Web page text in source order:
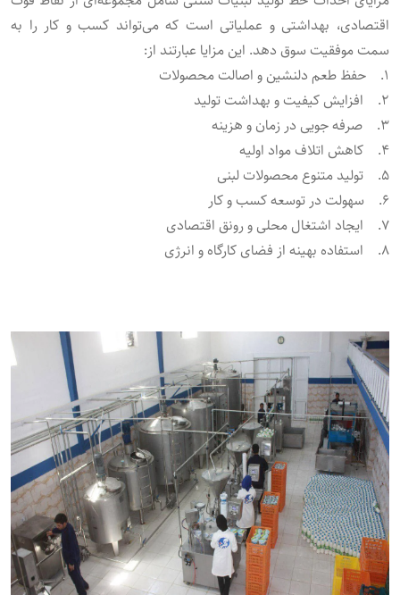
اقتصادی، بهداشتی و عملیاتی است که می‌تواند کسب ‌و کار را به
سمت موفقیت سوق دهد. این مزایا عبارتند از:
۱. حفظ طعم دلنشین و اصالت محصولات
۲. افزایش کیفیت و بهداشت تولید
۳. صرفه‌ جویی در زمان و هزینه
۴. کاهش اتلاف مواد اولیه
۵. تولید متنوع محصولات لبنی
۶. سهولت در توسعه کسب ‌و کار
۷. ایجاد اشتغال محلی و رونق اقتصادی
۸. استفاده بهینه از فضای کارگاه و انرژی